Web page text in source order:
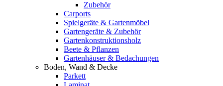
Zubehör
Carports
Spielgeräte & Gartenmöbel
Gartengeräte & Zubehör
Gartenkonstruktionsholz
Beete & Pflanzen
Gartenhäuser & Bedachungen
Boden, Wand & Decke
Parkett